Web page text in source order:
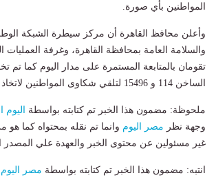
المواطنين بأي صورة.
وأعلن محافظ القاهرة أن مركز سيطرة الشبكة
والسلامة العامة بمحافظة القاهرة، وغرفة العمليات
تقومان بالمتابعة المستمرة على مدار اليوم كما
الساخن 114 و 15496 لتلقي شكاوى المواطنين لاتخاذ الاجراءات اللازمة .
ملحوظة: مضمون هذا الخبر تم كتابته بواسطة اليوم
وجهة نظر مصر اليوم وانما تم نقله بمحتواه كما هو
غير مسئولين عن محتوى الخبر والعهدة علي المصدر
انتبه: مضمون هذا الخبر تم كتابته بواسطة مصر اليوم